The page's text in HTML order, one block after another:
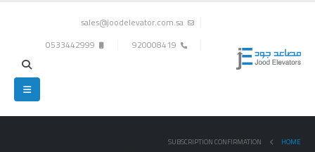
sales@joodelevator.com.sa
920008419
0533442999
HOME
SUBSCRIPTION CONFIRMATION